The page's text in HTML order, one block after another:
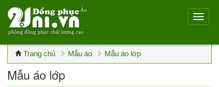
Áo
phông đồng phục chất lượng cao
Trang chủ Mẫu áo Mẫu áo lớp
Mẫu áo lớp